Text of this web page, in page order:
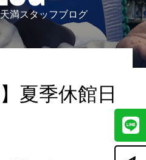
満スタッフブログ
夏季休館日